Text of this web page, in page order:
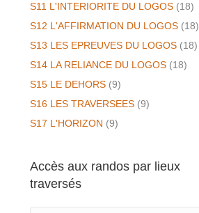
S11 L'INTERIORITE DU LOGOS (18)
S12 L'AFFIRMATION DU LOGOS (18)
S13 LES EPREUVES DU LOGOS (18)
S14 LA RELIANCE DU LOGOS (18)
S15 LE DEHORS (9)
S16 LES TRAVERSEES (9)
S17 L'HORIZON (9)
Accès aux randos par lieux
traversés